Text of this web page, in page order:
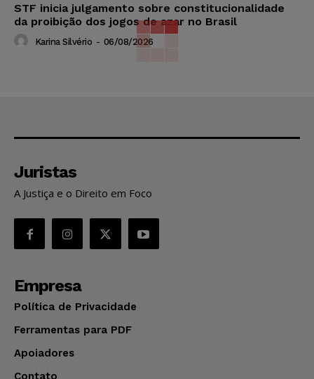
STF inicia julgamento sobre constitucionalidade
da proibição dos jogos de azar no Brasil
Karina Silvério - 06/08/2026
Juristas
A Justiça e o Direito em Foco
Empresa
Política de Privacidade
Ferramentas para PDF
Apoiadores
Contato